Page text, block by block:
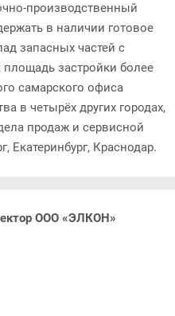
производственный
в наличии готовое
запасных частей с
застройки более
самарского офиса
в четырёх других городах,
продаж и сервисной
Екатеринбург, Краснодар.
ООО «ЭЛКОН»